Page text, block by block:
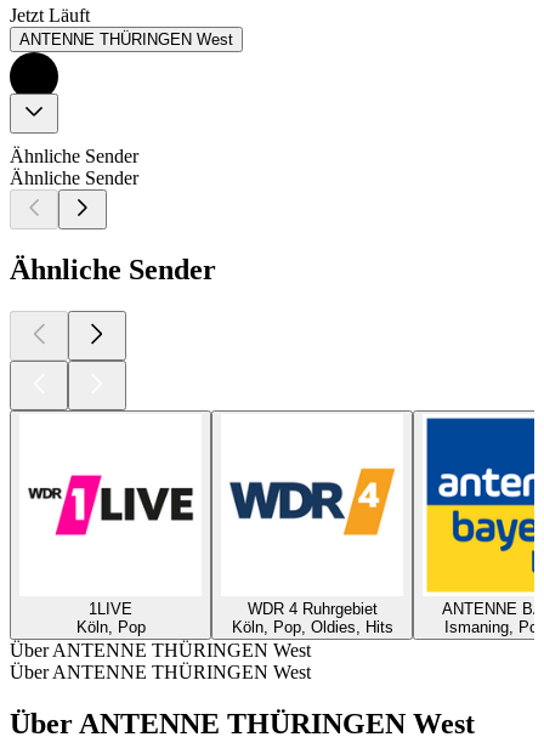
Jetzt Läuft
ANTENNE THÜRINGEN West
Ähnliche Sender
Ähnliche Sender
Ähnliche Sender
1LIVE
Köln, Pop
WDR 4 Ruhrgebiet
Köln, Pop, Oldies, Hits
ANTENNE
Ismaning,
Über ANTENNE THÜRINGEN West
Über ANTENNE THÜRINGEN West
Über ANTENNE THÜRINGEN West